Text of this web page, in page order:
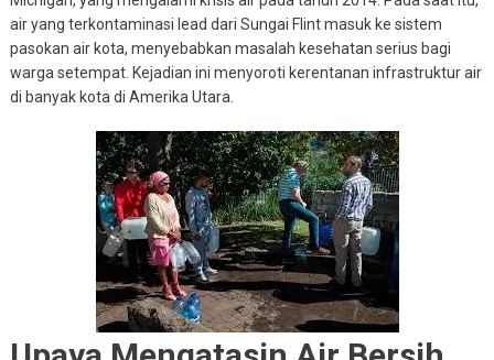
air yang terkontaminasi lead dari Sungai Flint masuk ke sistem
pasokan air kota, menyebabkan masalah kesehatan serius bagi
warga setempat. Kejadian ini menyoroti kerentanan infrastruktur air
di banyak kota di Amerika Utara.